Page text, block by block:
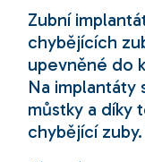
Zubní
chybějících
upevněné do
Na implantáty
můstky a díky
chybějící